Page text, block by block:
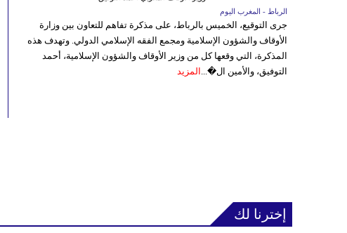
الرباط - المغرب اليوم
جرى التوقيع، الخميس بالرباط، على مذكرة تفاهم للتعاون بين وزارة
الأوقاف والشؤون الإسلامية ومجمع الفقه الإسلامي الدولي. وتهدف هذه
المذكرة، التي وقعها كل من وزير الأوقاف والشؤون الإسلامية، أحمد
التوفيق، والأمين ال�... المزيد
إخترنا لك